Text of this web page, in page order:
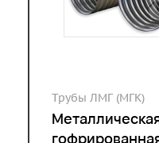
Трубы ЛМГ (МГК)